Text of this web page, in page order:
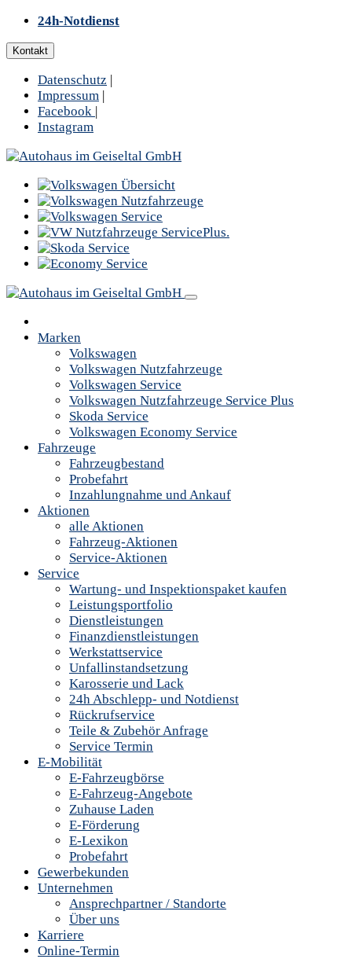
24h-Notdienst
Kontakt
Datenschutz |
Impressum |
Facebook |
Instagram
Marken
Volkswagen
Volkswagen Nutzfahrzeuge
Volkswagen Service
Volkswagen Nutzfahrzeuge Service Plus
Skoda Service
Volkswagen Economy Service
Fahrzeuge
Fahrzeugbestand
Probefahrt
Inzahlungnahme und Ankauf
Aktionen
alle Aktionen
Fahrzeug-Aktionen
Service-Aktionen
Service
Wartung- und Inspektionspaket kaufen
Leistungsportfolio
Dienstleistungen
Finanzdienstleistungen
Werkstattservice
Unfallinstandsetzung
Karosserie und Lack
24h Abschlepp- und Notdienst
Rückrufservice
Teile & Zubehör Anfrage
Service Termin
E-Mobilität
E-Fahrzeugbörse
E-Fahrzeug-Angebote
Zuhause Laden
E-Förderung
E-Lexikon
Probefahrt
Gewerbekunden
Unternehmen
Ansprechpartner / Standorte
Über uns
Karriere
Online-Termin